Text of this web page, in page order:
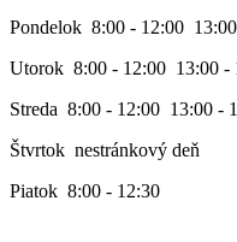
Pondelok 8:00 - 12:00
Utorok 8:00 - 12:00 13:00 -
Streda 8:00 - 12:00 13:00 -
Štvrtok nestránkový deň
Piatok 8:00 - 12:30